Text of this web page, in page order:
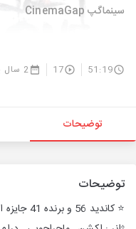
سینماگپ CinemaGap
51:19
17 2 سال پیش
توضیحات
توضیحات
⭐️ كانديد 56 و برنده 41 جایزه از جشنواره های معتبر